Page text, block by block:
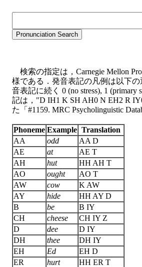
検索の指定は，Carnegie Mellon
様である．発音表記の凡例は以下
音表記に続く 0 (no stress), 1 (primary
記は，"D IH1 K SH AH0 N EH2 R
た「#1159. MRC Psycholinguistic
Phoneme Example Translation
AA
odd
AA D
AE
at
AE T
AH
hut
HH AH T
AO
ought
AO T
AW
cow
K AW
AY
hide
HH AY D
B
be
B IY
CH
cheese
CH IY Z
D
dee
D IY
DH
thee
DH IY
EH
Ed
EH D
ER
hurt
HH ER T